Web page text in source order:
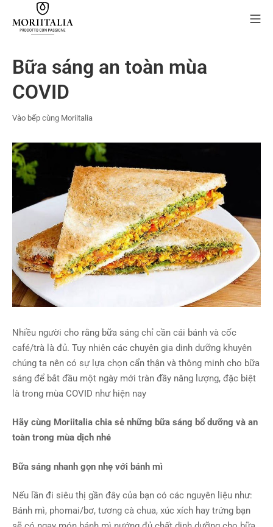
Bữa sáng an toàn mùa
COVID
Vào bếp cùng Moriitalia
Nhiều người cho rằng bữa sáng chỉ cần cái bánh và cốc
café/trà là đủ. Tuy nhiên các chuyên gia dinh dưỡng khuyên
chúng ta nên có sự lựa chọn cẩn thận và thông minh cho bữa
sáng để bắt đầu một ngày mới tràn đầy năng lượng, đặc biệt
là trong mùa COVID như hiện nay
Hãy cùng Moriitalia chia sẻ những bữa sáng bổ dưỡng và an
toàn trong mùa dịch nhé
Bữa sáng nhanh gọn nhẹ với bánh mì
Nếu lần đi siêu thị gần đây của bạn có các nguyên liệu như:
Bánh mì, phomai/bơ, tương cà chua, xúc xích hay trứng bạn